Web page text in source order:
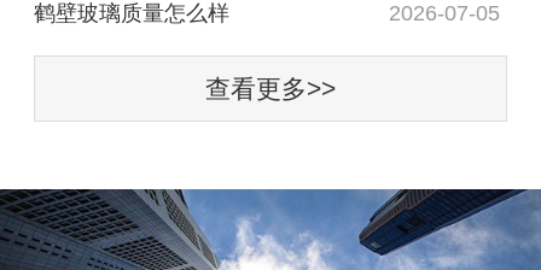
鹤壁玻璃质量怎么样 2026-07-05
查看更多>>